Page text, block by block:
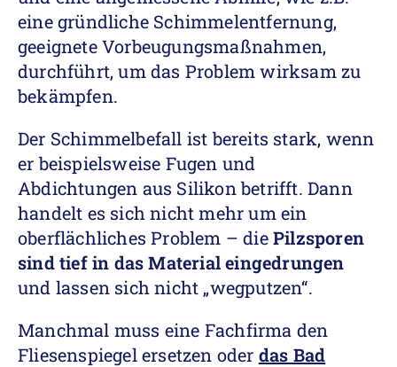
eine gründliche Schimmelentfernung,
geeignete Vorbeugungsmaßnahmen,
durchführt, um das Problem wirksam zu
bekämpfen.
Der Schimmelbefall ist bereits stark, wenn
er beispielsweise Fugen und
Abdichtungen aus Silikon betrifft. Dann
handelt es sich nicht mehr um ein
oberflächliches Problem – diePilzsporen
sind tief in das Material eingedrungen
und lassen sich nicht „wegputzen“.
Manchmal muss eine Fachfirma den
Fliesenspiegel ersetzen oder das Bad